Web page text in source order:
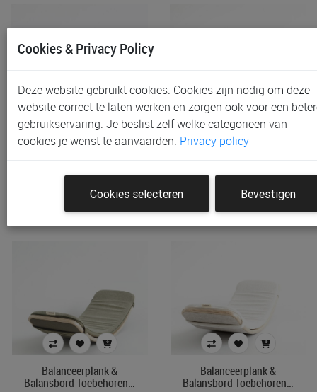
Balanceerplank &
Balansbord Toebehoren…
Balanceerplank &
Balansbord Toebehoren…
Balanceerplank &
Balansbord Toebehoren…
Balanceerplank &
Balansbord Toebehoren…
Cookies & Privacy Policy
Deze website gebruikt cookies. Cookies zijn nodig om deze
website correct te laten werken en zorgen ook voor een
gebruikservaring. Je beslist zelf welke categorieën van
cookies je wenst te aanvaarden. Privacy policy
Cookies selecteren Bevestigen